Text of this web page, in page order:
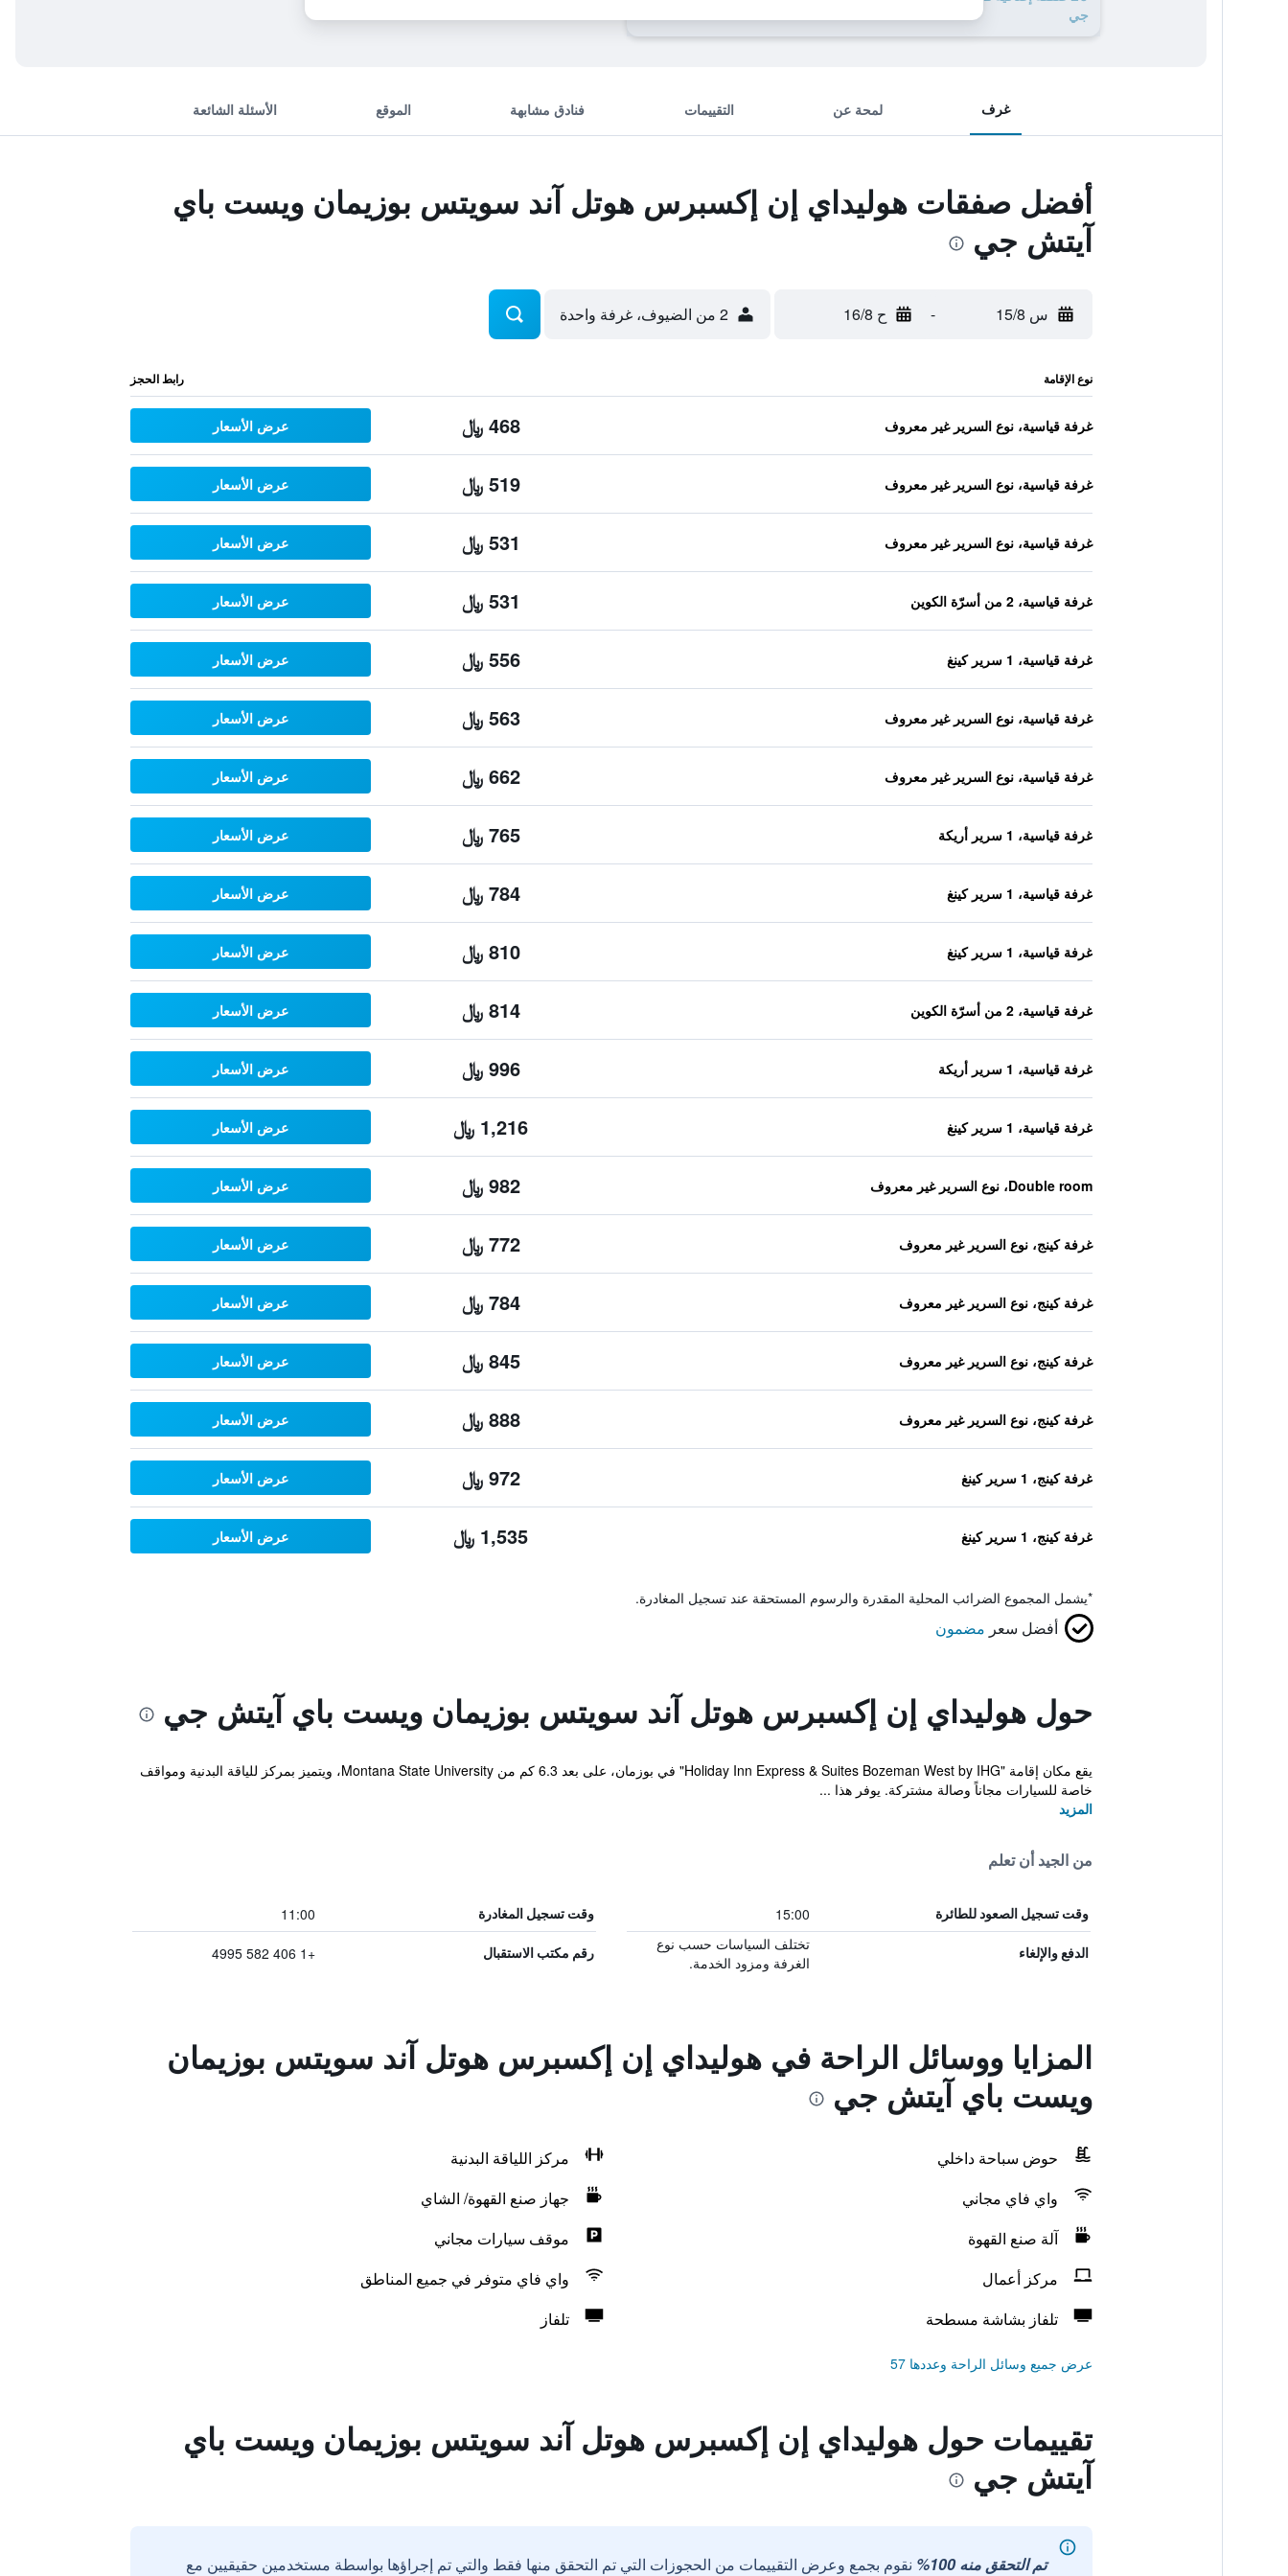
جي
غرف لمحة عن التقييمات فنادق مشابهة الموقع الأسئلة الشائعة
أفضل صفقات هوليداي إن إكسبرس هوتل آند سويتس بوزيمان ويست باي
آيتش جي
س 15/8 - ح 16/8 2 من الضيوف، غرفة واحدة
نوع الإقامة رابط الحجز
غرفة قياسية، نوع السرير غير معروف 468 ﷼ عرض الأسعار
غرفة قياسية، نوع السرير غير معروف 519 ﷼ عرض الأسعار
غرفة قياسية، نوع السرير غير معروف 531 ﷼ عرض الأسعار
غرفة قياسية، 2 من أسرّة الكوين 531 ﷼ عرض الأسعار
غرفة قياسية، 1 سرير كينغ 556 ﷼ عرض الأسعار
غرفة قياسية، نوع السرير غير معروف 563 ﷼ عرض الأسعار
غرفة قياسية، نوع السرير غير معروف 662 ﷼ عرض الأسعار
غرفة قياسية، 1 سرير أريكة 765 ﷼ عرض الأسعار
غرفة قياسية، 1 سرير كينغ 784 ﷼ عرض الأسعار
غرفة قياسية، 1 سرير كينغ 810 ﷼ عرض الأسعار
غرفة قياسية، 2 من أسرّة الكوين 814 ﷼ عرض الأسعار
غرفة قياسية، 1 سرير أريكة 996 ﷼ عرض الأسعار
غرفة قياسية، 1 سرير كينغ 1,216 ﷼ عرض الأسعار
Double room، نوع السرير غير معروف 982 ﷼ عرض الأسعار
غرفة كينج، نوع السرير غير معروف 772 ﷼ عرض الأسعار
غرفة كينج، نوع السرير غير معروف 784 ﷼ عرض الأسعار
غرفة كينج، نوع السرير غير معروف 845 ﷼ عرض الأسعار
غرفة كينج، نوع السرير غير معروف 888 ﷼ عرض الأسعار
غرفة كينج، 1 سرير كينغ 972 ﷼ عرض الأسعار
غرفة كينج، 1 سرير كينغ 1,535 ﷼ عرض الأسعار
*يشمل المجموع الضرائب المحلية المقدرة والرسوم المستحقة عند تسجيل المغادرة.
أفضل سعر مضمون
حول هوليداي إن إكسبرس هوتل آند سويتس بوزيمان ويست باي آيتش جي
يقع مكان إقامة "Holiday Inn Express & Suites Bozeman West by IHG" في بوزمان، على بعد 6.3 كم من Montana State University، ويتميز بمركز للياقة البدنية ومواقف
خاصة للسيارات مجاناً وصالة مشتركة. يوفر هذا ...
المزيد
من الجيد أن تعلم
وقت تسجيل الصعود للطائرة 15:00 وقت تسجيل المغادرة 11:00
الدفع والإلغاء
تختلف السياسات حسب نوع
الغرفة ومزود الخدمة.
رقم مكتب الاستقبال +1 406 582 4995
المزايا ووسائل الراحة في هوليداي إن إكسبرس هوتل آند سويتس بوزيمان
ويست باي آيتش جي
حوض سباحة داخلي
مركز اللياقة البدنية
واي فاي مجاني
جهاز صنع القهوة/ الشاي
آلة صنع القهوة
موقف سيارات مجاني
مركز أعمال
واي فاي متوفر في جميع المناطق
تلفاز بشاشة مسطحة
تلفاز
عرض جميع وسائل الراحة وعددها 57
تقييمات حول هوليداي إن إكسبرس هوتل آند سويتس بوزيمان ويست باي
آيتش جي
تم التحقق منه 100% نقوم بجمع وعرض التقييمات من الحجوزات التي تم التحقق منها فقط والتي تم إجراؤها بواسطة مستخدمين حقيقيين مع